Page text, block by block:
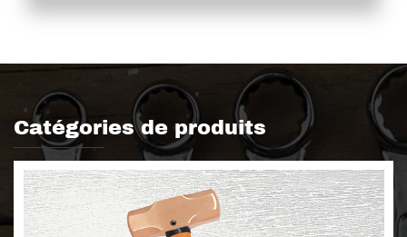
Catégories de produits